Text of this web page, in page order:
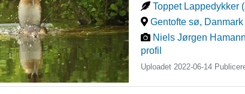
Toppet Lappedykker (
Gentofte sø, Danmark
Niels Jørgen
profil
Uploadet 2022-06-14